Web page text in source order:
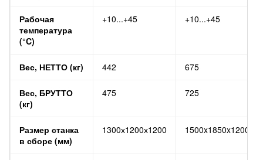
Рабочая
температура
(°C)
+10...+45 +10...+45
Вес, НЕТТО (кг) 442 675
Вес, БРУТТО
(кг)
475 725
Размер станка
в сборе (мм)
1300х1200х1200 1500x1850x1200